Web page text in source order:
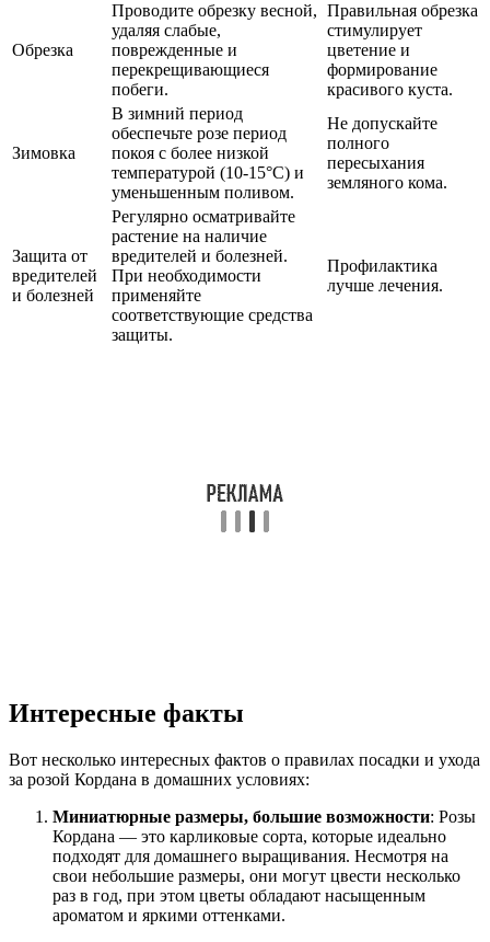
Обрезка
Проводите обрезку весной,
удаляя слабые,
поврежденные и
перекрещивающиеся
побеги.
Правильная обрезка
стимулирует
цветение и
формирование
красивого куста.
Зимовка
В зимний период
обеспечьте розе период
покоя с более низкой
температурой (10-15°C) и
уменьшенным поливом.
Не допускайте
полного
пересыхания
земляного кома.
Защита от
вредителей
и болезней
Регулярно осматривайте
растение на наличие
вредителей и болезней.
При необходимости
применяйте
соответствующие средства
защиты.
Профилактика
лучше лечения.
Интересные факты
Вот несколько интересных фактов о правилах посадки и ухода
за розой Кордана в домашних условиях:
Миниатюрные размеры, большие возможности: Розы
Кордана — это карликовые сорта, которые идеально
подходят для домашнего выращивания. Несмотря на
свои небольшие размеры, они могут цвести несколько
раз в год, при этом цветы обладают насыщенным
ароматом и яркими оттенками.